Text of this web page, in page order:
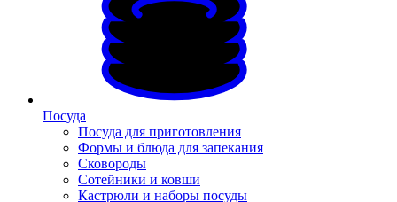
Посуда
Посуда для приготовления
Формы и блюда для запекания
Сковороды
Сотейники и ковши
Кастрюли и наборы посуды